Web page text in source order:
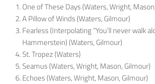
One of These Days (Waters, Wright,
A Pillow of Winds (Waters, Gilmour)
Fearless (Interpolating “You’ll never walk
Hammerstein) (Waters, Gilmour)
St. Tropez (Waters)
Seamus (Waters, Wright, Mason, Gilmour)
Echoes (Waters, Wright, Mason, Gilmour)